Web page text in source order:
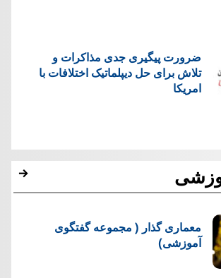
ضرورت پیگیری جدی مذاکرات و
تلاش برای حل دیپلماتیک اختلافات با
امریکا
معماری گذار ( مجموعه گفتگوی
آموزشی)